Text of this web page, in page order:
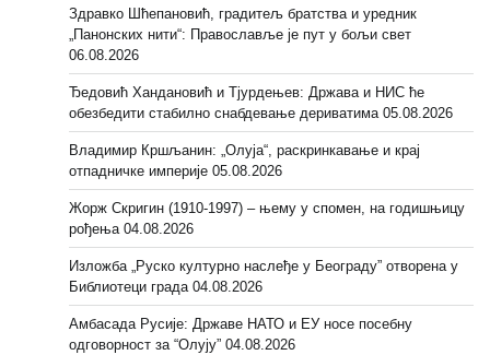
Здравко Шћепановић, градитељ братства и уредник
„Панонских нити“: Православље је пут у бољи свет
06.08.2026
Ђедовић Хандановић и Тјурдењев: Држава и НИС ће
обезбедити стабилно снабдевање дериватима 05.08.2026
Владимир Кршљанин: „Олуја“, раскринкавање и крај
отпадничке империје 05.08.2026
Жорж Скригин (1910-1997) – њему у спомен, на годишњицу
рођења 04.08.2026
Изложба „Руско културно наслеђе у Београду” отворена у
Библиотеци града 04.08.2026
Амбасада Русије: Државе НАТО и ЕУ носе посебну
одговорност за “Олују” 04.08.2026